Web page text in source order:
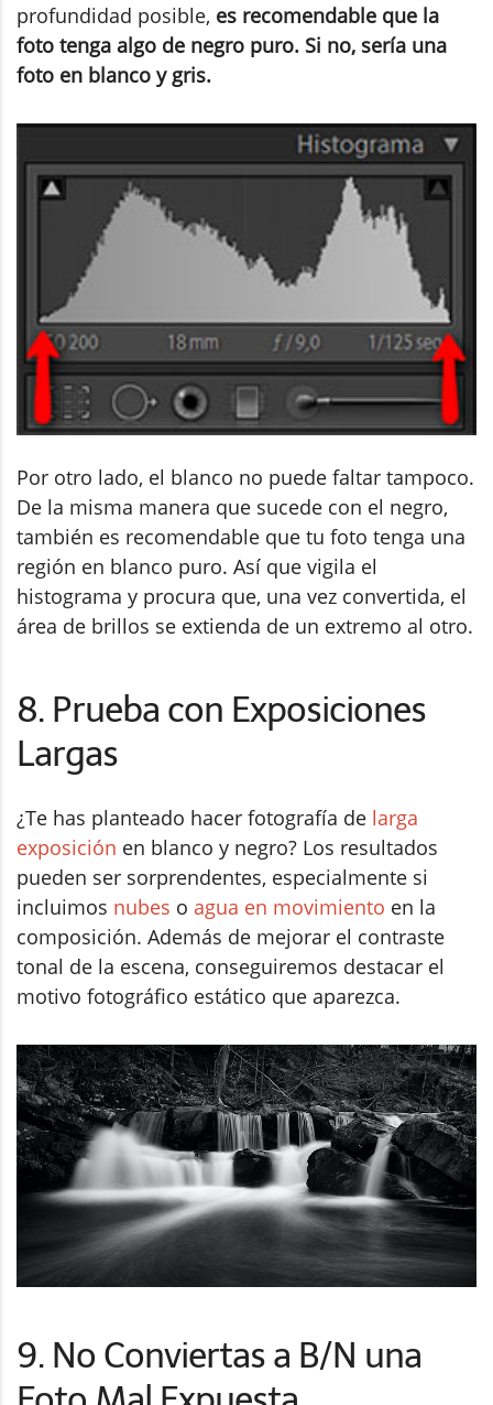
profundidad posible, es recomendable que la
foto tenga algo de negro puro. Si no, sería una
foto en blanco y gris.
Por otro lado, el blanco no puede faltar tampoco.
De la misma manera que sucede con el negro,
también es recomendable que tu foto tenga una
región en blanco puro. Así que vigila el
histograma y procura que, una vez convertida, el
área de brillos se extienda de un extremo al otro.
8. Prueba con Exposiciones
Largas
¿Te has planteado hacer fotografía de larga
exposición en blanco y negro? Los resultados
pueden ser sorprendentes, especialmente si
incluimos nubes o agua en movimiento en la
composición. Además de mejorar el contraste
tonal de la escena, conseguiremos destacar el
motivo fotográfico estático que aparezca.
9. No Conviertas a B/N una